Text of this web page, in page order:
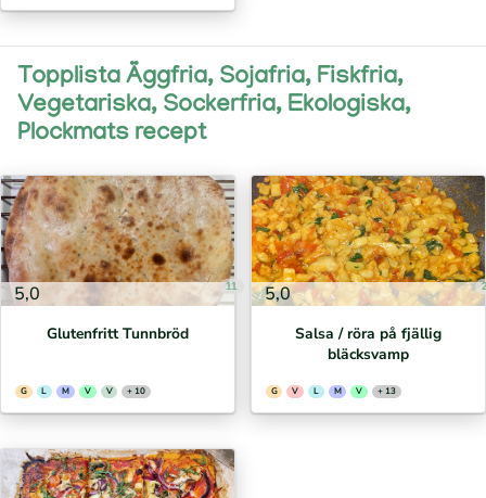
Topplista Äggfria, Sojafria, Fiskfria,
Vegetariska, Sockerfria, Ekologiska,
Plockmats recept
5,0 11
Glutenfritt Tunnbröd
G L M V V + 10
5,0
Salsa / röra på fjällig
bläcksvamp
G V L M V + 13